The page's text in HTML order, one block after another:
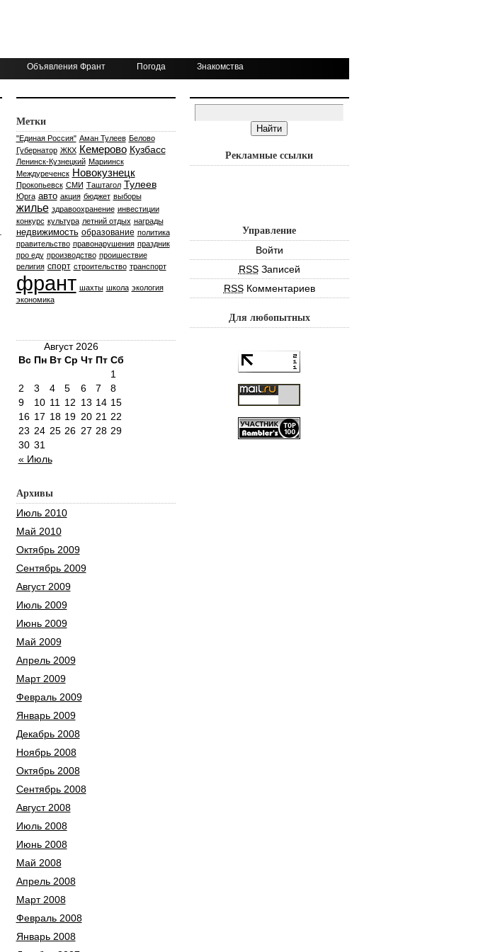
Объявления Франт Погода Знакомства
Метки
"Единая Россия" Аман Тулеев Белово
Губернатор ЖКХ Кемерово Кузбасс
Ленинск-Кузнецкий Мариинск
Междуреченск Новокузнецк
Прокопьевск СМИ Таштагол Тулеев
Юрга авто акция бюджет выборы
жилье здравоохранение инвестиции
конкурс культура летний отдых награды
недвижимость образование политика
правительство правонарушения праздник
про еду производство проишествие
религия спорт строительство транспорт
франт шахты школа экология
экономика
Август 2026
Вс Пн Вт Ср Чт Пт Сб
« Июль
1
2
3 4 5 6 7
8
9
10 11 12 13 14 15
16 17 18 19 20 21 22
23 24 25 26 27 28 29
30 31
Архивы
Июль 2010
Май 2010
Октябрь 2009
Сентябрь 2009
Август 2009
Июль 2009
Июнь 2009
Май 2009
Апрель 2009
Март 2009
Февраль 2009
Январь 2009
Декабрь 2008
Ноябрь 2008
Октябрь 2008
Сентябрь 2008
Август 2008
Июль 2008
Июнь 2008
Май 2008
Апрель 2008
Март 2008
Февраль 2008
Январь 2008
Рекламные ссылки
Управление
Войти
RSSЗаписей
RSSКомментариев
Для любопытных